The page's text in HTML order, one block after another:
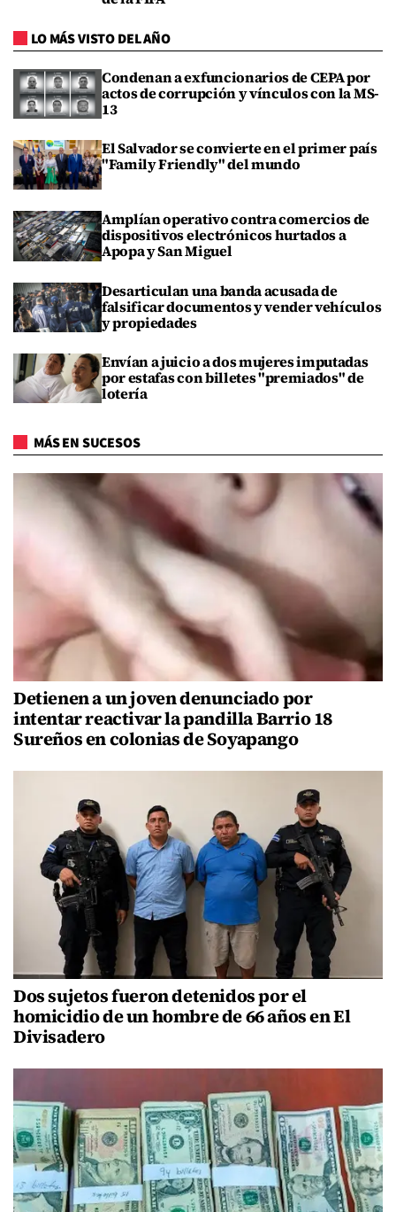
LO MÁS VISTO DEL AÑO
Condenan a exfuncionarios de CEPA por
actos de corrupción y vínculos con la MS-
13
El Salvador se convierte en el primer país
"Family Friendly" del mundo
Amplían operativo contra comercios de
dispositivos electrónicos hurtados a
Apopa y San Miguel
Desarticulan una banda acusada de
falsificar documentos y vender vehículos
y propiedades
Envían a juicio a dos mujeres imputadas
por estafas con billetes "premiados" de
lotería
MÁS EN SUCESOS
Detienen a un joven denunciado por
intentar reactivar la pandilla Barrio 18
Sureños en colonias de Soyapango
Dos sujetos fueron detenidos por el
homicidio de un hombre de 66 años en El
Divisadero